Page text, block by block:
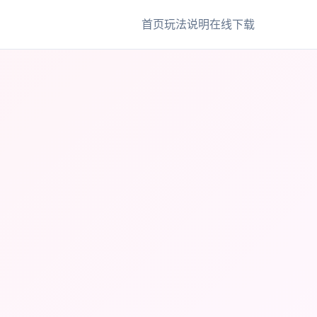
首页玩法说明在线下载